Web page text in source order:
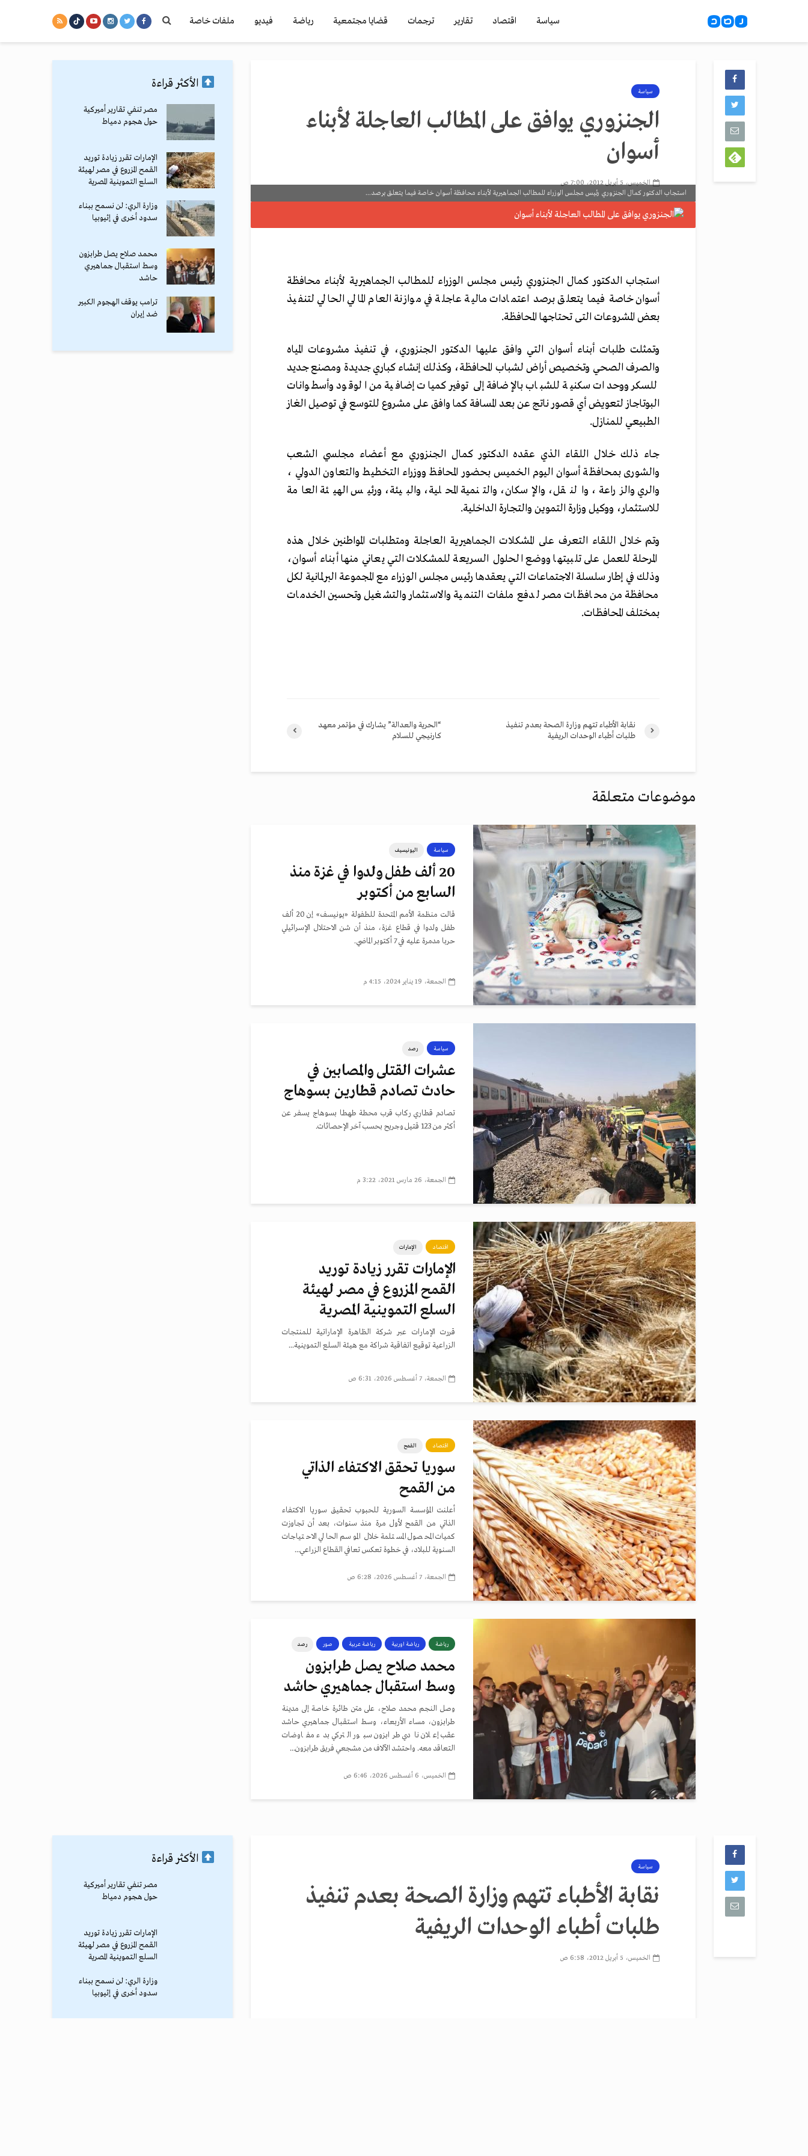
سياسة اقتصاد تقارير ترجمات قضايا مجتمعية رياضة فيديو ملفات خاصة
سياسة
الجنزوري يوافق على المطالب العاجلة لأبناء
أسوان
الخميس، 5 أبريل 2012، 7:00 ص
استجاب الدكتور كمال الجنزوري رئيس مجلس الوزراء للمطالب الجماهيرية لأبناء محافظة أسوان خاصة فيما يتعلق برصد...
استجاب الدكتور كمال الجنزوري رئيس مجلس الوزراء للمطالب الجماهيرية لأبناء محافظة
أسوان خاصة فيما يتعلق برصد اعتمادات مالية عاجلة في موازنة العام المالي الحالي لتنفيذ
بعض المشروعات التى تحتاجها المحافظة.
وتمثلت طلبات أبناء أسوان التي وافق عليها الدكتور الجنزوري، في تنفيذ مشروعات المياه
والصرف الصحي وتخصيص أراض لشباب المحافظة، وكذلك إنشاء كباري جديدة ومصنع جديد
للسكر ووحدات سكنية للشباب بالإضافة إلى توفير كميات إضافية من الوقود وأسطوانات
البوتاجاز لتعويض أي قصور ناتج عن بعد المسافة كما وافق على مشروع للتوسع في توصيل الغاز
الطبيعي للمنازل.
جاء ذلك خلال اللقاء الذي عقده الدكتور كمال الجنزوري مع أعضاء مجلسي الشعب
والشورى بمحافظة أسوان اليوم الخميس بحضور المحافظ ووزراء التخطيط والتعاون الدولي ،
والري والزراعة ، والنقل، والإسكان، والتنمية المحلية، والبيئة، ورئيس الهيئة العامة
للاستثمار، ووكيل وزارة التموين والتجارة الداخلية.
وتم خلال اللقاء التعرف على المشكلات الجماهيرية العاجلة ومتطلبات المواطنين خلال هذه
المرحلة للعمل على تلبيتها ووضع الحلول السريعة للمشكلات التي يعاني منها أبناء أسوان،
وذلك في إطار سلسلة الاجتماعات التي يعقدها رئيس مجلس الوزراء مع المجموعة البرلمانية لكل
محافظة من محافظات مصر لدفع ملفات التنمية والاستثمار والتشغيل وتحسين الخدمات
بمختلف المحافظات.
“الحرية والعدالة” يشارك في مؤتمر معهد
كارنيجي للسلام
نقابة الأطباء تتهم وزارة الصحة بعدم تنفيذ
طلبات أطباء الوحدات الريفية
موضوعات متعلقة
سياسة اليونيسيف
20 ألف طفل ولدوا في غزة منذ
السابع من أكتوبر
قالت منظمة الأمم المتحدة للطفولة «يونيسف» إن 20 ألف
طفل ولدوا في قطاع غزة، منذ أن شن الاحتلال الإسرائيلي
حربا مدمرة عليه في 7 أكتوبر الماضي.
الجمعة، 19 يناير 2024، 4:15 م
سياسة رصد
عشرات القتلى والمصابين في
حادث تصادم قطارين بسوهاج
تصادم قطاري ركاب قرب محطة طهطا بسوهاج يسفر عن
أكثر من 123 قتيل وجريح بحسب آخر الإحصائات.
الجمعة، 26 مارس 2021، 3:22 م
اقتصاد الإمارات
الإمارات تقرر زيادة توريد
القمح المزروع في مصر لهيئة
السلع التموينية المصرية
قررت الإمارات عبر شركة الظاهرة الإماراتية للمنتجات
الزراعية توقيع اتفاقية شراكة مع هيئة السلع التموينية...
الجمعة، 7 أغسطس 2026، 6:31 ص
اقتصاد القمح
سوريا تحقق الاكتفاء الذاتي
من القمح
أعلنت المؤسسة السورية للحبوب تحقيق سوريا الاكتفاء
الذاتي من القمح لأول مرة منذ سنوات، بعد أن تجاوزت
كميات المحصول المستلمة خلال الموسم الحالي الاحتياجات
السنوية للبلاد، في خطوة تعكس تعافي القطاع الزراعي...
الجمعة، 7 أغسطس 2026، 6:28 ص
رياضة رياضة اوربية رياضة عربية صور رصد
محمد صلاح يصل طرابزون
وسط استقبال جماهيري حاشد
وصل النجم محمد صلاح، على متن طائرة خاصة إلى مدينة
طرابزون، مساء الأربعاء، وسط استقبال جماهيري حاشد
عقب إعلان نادي طرابزون سبور التركي بدء مفاوضات
التعاقد معه. واحتشد الآلاف من مشجعي فريق طرابزون...
الخميس، 6 أغسطس 2026، 6:46 ص
الأكثر قراءة
مصر تنفي تقارير أميركية
حول هجوم دمياط
الإمارات تقرر زيادة توريد
القمح المزروع في مصر لهيئة
السلع التموينية المصرية
وزارة الري: لن نسمح ببناء
سدود أخرى في إثيوبيا
محمد صلاح يصل طرابزون
وسط استقبال جماهيري
حاشد
ترامب يوقف الهجوم الكبير
ضد إيران
سياسة
نقابة الأطباء تتهم وزارة الصحة بعدم تنفيذ
طلبات أطباء الوحدات الريفية
الخميس، 5 أبريل 2012، 6:58 ص
الأكثر قراءة
مصر تنفي تقارير أميركية
حول هجوم دمياط
الإمارات تقرر زيادة توريد
القمح المزروع في مصر لهيئة
السلع التموينية المصرية
وزارة الري: لن نسمح ببناء
سدود أخرى في إثيوبيا